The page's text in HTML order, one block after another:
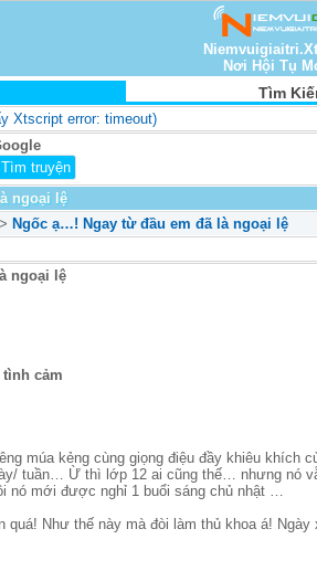
Nơi Hội Tụ
Tìm
Xtscript error: timeout)
ngoại lệ
> Ngốc ạ…! Ngay từ đầu em đã là ngoại lệ
ngoại lệ
tình cảm
múa kẻng cùng giọng điệu đầy khiêu
tuần… Ừ thì lớp 12 ai cũng thế… nhưng nó
nó mới được nghỉ 1 buổi sáng chủ nhật …
quá! Như thế này mà đòi làm thủ khoa á!